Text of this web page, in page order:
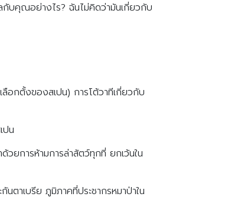
กับคุณอย่างไร? ฉันไม่คิดว่ามันเกี่ยวกับ
ลือกตั้งของสเปน) การโต้วาทีเกี่ยวกับ
ปน
วยการห้ามการล่าสัตว์ทุกที่ ยกเว้นใน
ตาเบรีย ภูมิภาคที่ประชากรหมาป่าใน